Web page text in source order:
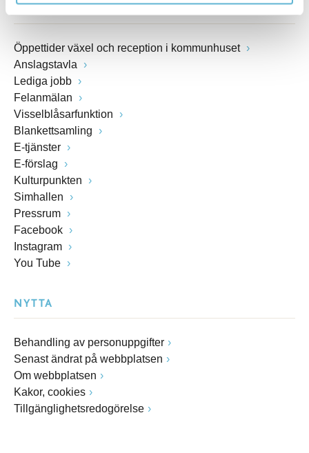
Öppettider växel och reception i kommunhuset
Anslagstavla
Lediga jobb
Felanmälan
Visselblåsarfunktion
Blankettsamling
E-tjänster
E-förslag
Kulturpunkten
Simhallen
Pressrum
Facebook
Instagram
You Tube
NYTTA
Behandling av personuppgifter
Senast ändrat på webbplatsen
Om webbplatsen
Kakor, cookies
Tillgänglighetsredogörelse